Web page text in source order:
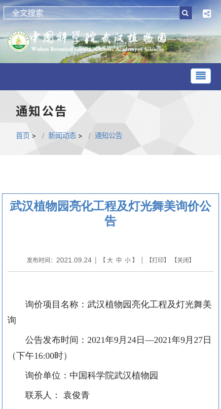
通知公告
首页 > 新闻动态 > 通知公告
武汉植物园亮化工程及灯光舞美询价公
告
发布时间： 2021.09.24| 【 大 中 小】 | 【打印】 【关闭】
询价项目名称：武汉植物园亮化工程及灯光舞美
询
公告发布时间： 2021年9 月 24日—2021年9 月 27日
（下午16:00时）
询价单位：中国科学院武汉植物园
联系人：
袁俊青